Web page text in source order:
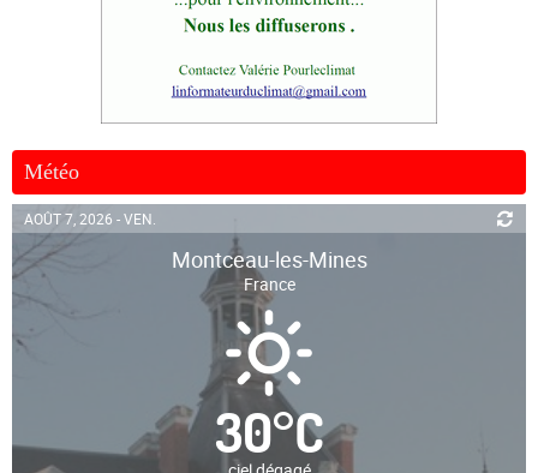
Météo
AOÛT 7, 2026 - VEN.
Montceau-les-Mines
France
30°C